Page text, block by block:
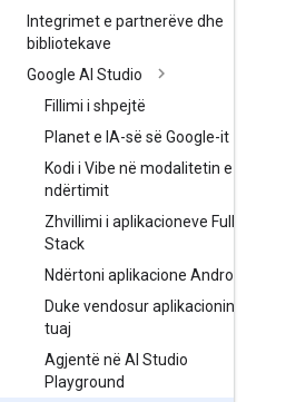
Integrimet e partnerëve dhe
bibliotekave
Google AI Studio
Fillimi i shpejtë
Planet e IA-së së Google-it
Kodi i Vibe në modalitetin e
ndërtimit
Zhvillimi i aplikacioneve Full-
Stack
Ndërtoni aplikacione Android
Duke vendosur aplikacionin
tuaj
Agjentë në AI Studio
Playground